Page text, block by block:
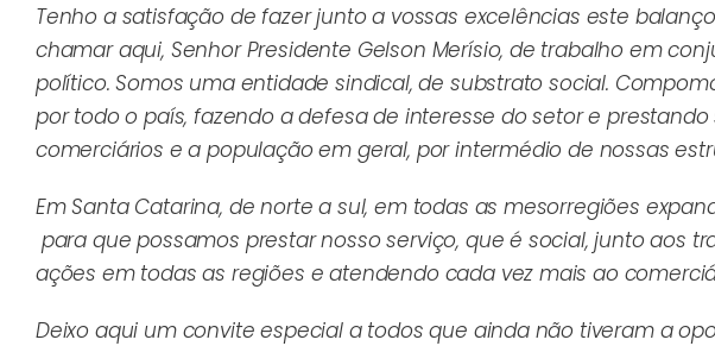
Tenho a satisfação de fazer junto a vossas excelências este
chamar aqui, Senhor Presidente Gelson Merísio, de trabalho em
político. Somos uma entidade sindical, de substrato social.
por todo o país, fazendo a defesa de interesse do setor e
comerciários e a população em geral, por intermédio de nossas
Em Santa Catarina, de norte a sul, em todas as mesorregiões
para que possamos prestar nosso serviço, que é social, junto aos
ações em todas as regiões e atendendo cada vez mais ao
Deixo aqui um convite especial a todos que ainda não tiveram a